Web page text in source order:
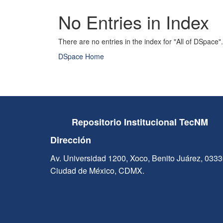
No Entries in Index
There are no entries in the index for "All of DSpace".
DSpace Home
Repositorio Institucional TecNM
Dirección
Av. Universidad 1200, Xoco, Benito Juárez,
Ciudad de México, CDMX.